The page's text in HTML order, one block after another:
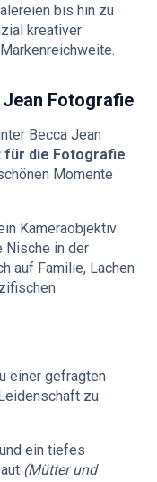
bis hin zu
kreativer
Jean Fotografie
Becca Jean
für die Fotografie
Momente
Kameraobjektiv
Nische in der
auf Familie, Lachen
einer gefragten
zu
ein tiefes
(Mütter und